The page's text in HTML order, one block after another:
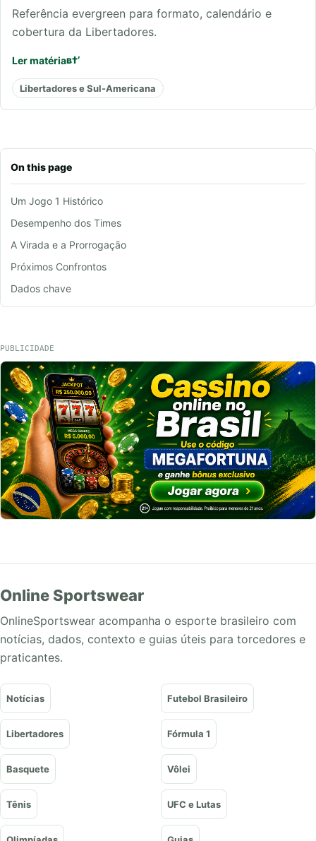
On this page
Um Jogo 1 Histórico
Desempenho dos Times
A Virada e a Prorrogação
Próximos Confrontos
Dados chave
Referência evergreen para formato, calendário e
cobertura da Libertadores.
Ler matéria
Libertadores e Sul-Americana
PUBLICIDADE
Online Sportswear
OnlineSportswear acompanha o esporte brasileiro com
notícias, dados, contexto e guias úteis para torcedores e
praticantes.
Notícias Futebol Brasileiro
Libertadores Fórmula 1
Basquete Vôlei
Tênis UFC e Lutas